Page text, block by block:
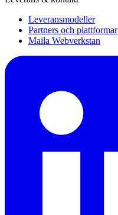
Leveransmodeller
Partners och plattformar
Maila Webverkstan